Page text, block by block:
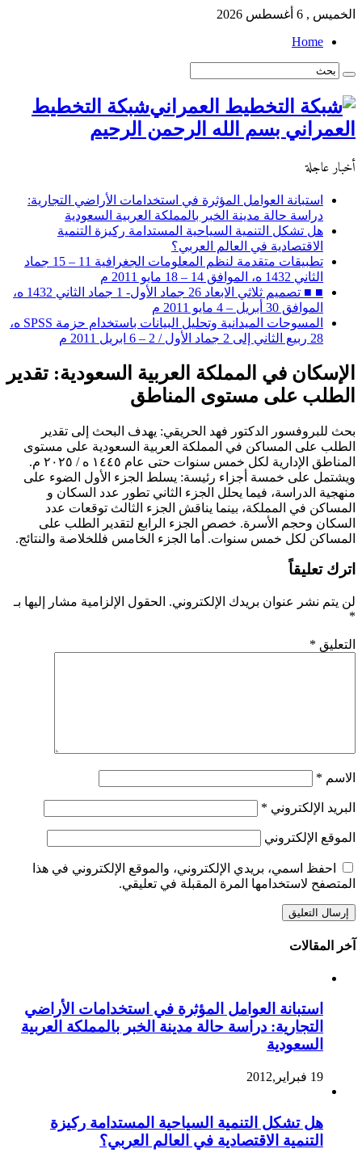
الخميس , 6 أغسطس 2026
Home
شبكة التخطيط
العمراني بسم الله الرحمن الرحيم
أخبار عاجلة
استبانة العوامل المؤثرة في استخدامات الأراضي التجارية:
دراسة حالة مدينة الخبر بالمملكة العربية السعودية
هل تشكل التنمية السياحية المستدامة ركيزة التنمية
الاقتصادية في العالم العربي؟
تطبيقات متقدمة لنظم المعلومات الجغرافية 11 – 15 جماد
الثاني 1432 ه، الموافق 14 – 18 مايو 2011 م
■ ■ تصميم ثلاثي الابعاد 26 جماد الأول- 1 جماد الثاني 1432 ه،
الموافق 30 أبريل – 4 مايو 2011 م
المسوحات الميدانية وتحليل البيانات باستخدام حزمة SPSS ه،
28 ربيع الثاني إلى 2 جماد الأول / 2 – 6 ابريل 2011 م
الإسكان في المملكة العربية السعودية: تقدير
الطلب على مستوى المناطق
بحث للبروفسور الدكتور فهد الحريقي: يهدف البحث إلى تقدير
الطلب على المساكن في المملكة العربية السعودية على مستوى
المناطق الإدارية لكل خمس سنوات حتى عام ١٤٤٥ ه / ٢٠٢٥ م.
ويشتمل على خمسة أجزاء رئيسة: يسلط الجزء الأول الضوء على
منهجية الدراسة، فيما يحلل الجزء الثاني تطور عدد السكان و
المساكن في المملكة، بينما يناقش الجزء الثالث توقعات عدد
السكان وحجم الأسرة. خصص الجزء الرابع لتقدير الطلب على
المساكن لكل خمس سنوات. أما الجزء الخامس فللخلاصة والنتائج.
اترك تعليقاً
لن يتم نشر عنوان بريدك الإلكتروني. الحقول الإلزامية مشار إليها بـ
*
التعليق *
الاسم *
البريد الإلكتروني *
الموقع الإلكتروني
احفظ اسمي، بريدي الإلكتروني، والموقع الإلكتروني في هذا
المتصفح لاستخدامها المرة المقبلة في تعليقي.
آخر المقالات
استبانة العوامل المؤثرة في استخدامات الأراضي
التجارية: دراسة حالة مدينة الخبر بالمملكة العربية
السعودية
19 فبراير,2012
هل تشكل التنمية السياحية المستدامة ركيزة
التنمية الاقتصادية في العالم العربي؟